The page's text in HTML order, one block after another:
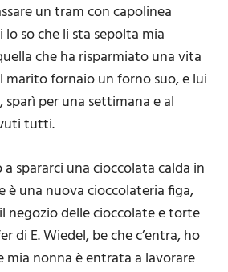
un tram con capolinea
so che li sta sepolta mia
che ha risparmiato una vita
marito fornaio un forno suo, e lui
sparì per una settimana e al
tutti.
spararci una cioccolata calda in
è una nuova cioccolateria figa,
negozio delle cioccolate e torte
di E. Wiedel, be che c’entra, ho
mia nonna è entrata a lavorare